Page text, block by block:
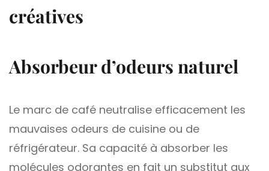
créatives
Absorbeur d’odeurs naturel
Le marc de café neutralise efficacement les
mauvaises odeurs de cuisine ou de
réfrigérateur. Sa capacité à absorber les
molécules odorantes en fait un substitut aux